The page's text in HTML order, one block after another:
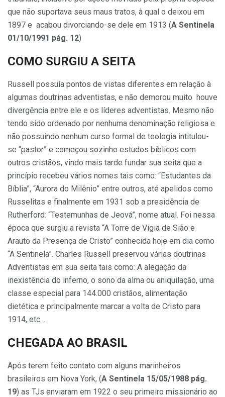
que não suportava seus maus tratos, à qual o deixou em
1897 e acabou divorciando-se dele em 1913 (A Sentinela
01/10/1991 pág. 12)
COMO SURGIU A SEITA
Russell possuía pontos de vistas diferentes em relação à
algumas doutrinas adventistas, e não demorou muito houve
divergência entre ele e os líderes adventistas. Mesmo não
tendo sido ordenado por nenhuma denominação religiosa e
não possuindo nenhum curso formal de teologia intitulou-
se “pastor” e começou sozinho estudos bíblicos com
outros cristãos, vindo mais tarde fundar sua seita que a
princípio recebeu vários nomes tais como: “Estudantes da
Bíblia”, “Aurora do Milênio” entre outros, até apelidos como
Russelitas e finalmente em 1931 sob a presidência de
Rutherford: “Testemunhas de Jeová”, nome atual. Foi nessa
época que surgiu a revista “A Torre de Vigia de Sião e
Arauto da Presença de Cristo” conhecida hoje em dia como
“A Sentinela”. Charles Russell preservou várias doutrinas
Adventistas em sua seita tais como: A alegação da
inexistência do inferno, o sono da alma ou aniquilação, uma
classe especial para 144.000 cristãos, alimentação
dietética e principalmente marcar a volta de Cristo para
1914, etc…
CHEGADA AO BRASIL
Após terem feito contato com alguns marinheiros
brasileiros em Nova York, (A Sentinela 15/05/1988 pág.
19) as TJs enviaram em 1922 o seu primeiro missionário ao